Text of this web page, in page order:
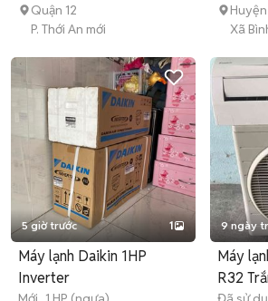
Quận 12
P. Thới An mới
Xã
5 giờ trước 1
Máy lạnh Daikin 1HP
Inverter
9 ngày
Máy
R32